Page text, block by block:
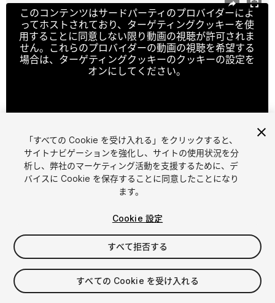
このコンテンツはサードパーティのプロバイダーによ
ってホストされており、ターゲティングクッキーを使
用することに同意しない限り動画の視聴が許可されま
せん。これらのプロバイダーの動画の視聴を希望する
場合は、ターゲティングクッキーのクッキーの設定を
オンにしてください。
1/ 16
$4.99
消費税は決済時に計算されます
「すべての Cookie を受け入れる」をクリックすると、
サイトナビゲーションを強化し、サイトの使用状況を分
析し、弊社のマーケティング活動を支援するために、デ
バイスに Cookie を保存することに同意したことになり
ます。
Cookie 設定
すべて拒否する
すべての Cookie を受け入れる